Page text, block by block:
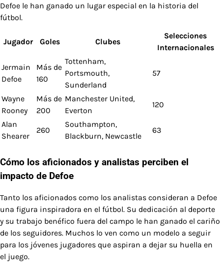
Defoe le han ganado un lugar especial en la historia del
fútbol.
Jugador Goles Clubes
Selecciones
Internacionales
Jermain
Defoe
Más de
160
Tottenham,
Portsmouth,
Sunderland
57
Wayne
Rooney
Más de
200
Manchester United,
Everton
120
Alan
Shearer
260
Southampton,
Blackburn, Newcastle
63
Cómo los aficionados y analistas perciben el
impacto de Defoe
Tanto los aficionados como los analistas consideran a Defoe
una figura inspiradora en el fútbol. Su dedicación al deporte
y su trabajo benéfico fuera del campo le han ganado el cariño
de los seguidores. Muchos lo ven como un modelo a seguir
para los jóvenes jugadores que aspiran a dejar su huella en
el juego.